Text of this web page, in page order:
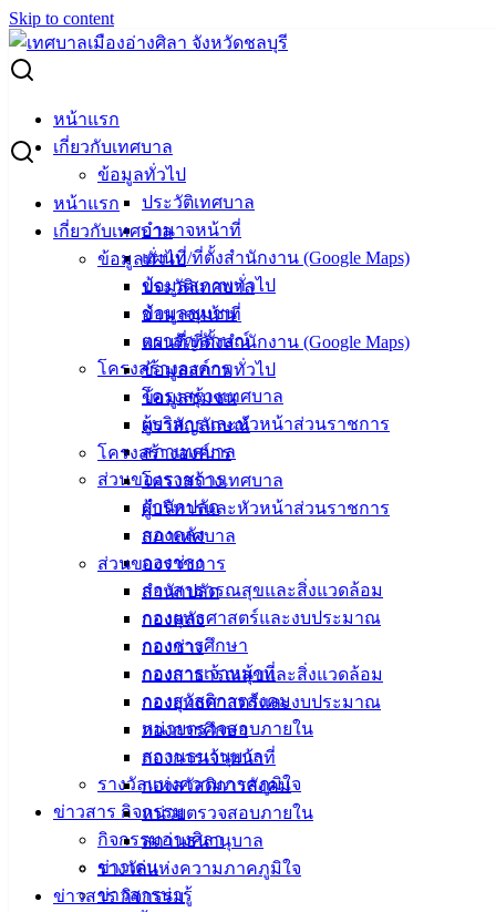
Skip to content
หน้าแรก
เกี่ยวกับเทศบาล
ข้อมูลทั่วไป
ประวัติเทศบาล
อำนาจหน้าที่
แผนที่/ที่ตั้งสำนักงาน (Google Maps)
ข้อมูลสภาพทั่วไป
ข้อมูลชุมชน
ตราสัญลักษณ์
โครงสร้างองค์กร
โครงสร้างเทศบาล
ผู้บริหารและหัวหน้าส่วนราชการ
สภาเทศบาล
ส่วนของราชการ
สำนักปลัด
กองคลัง
กองช่าง
กองสาธารณสุขและสิ่งแวดล้อม
กองยุทธศาสตร์และงบประมาณ
กองการศึกษา
กองการเจ้าหน้าที่
กองสวัสดิการสังคม
หน่วยตรวจสอบภายใน
สถานธนานุบาล
รางวัลแห่งความภาคภูมิใจ
ข่าวสาร กิจกรรม
กิจกรรมอ่างศิลา
ข่าวเด่น
ข่าวสารน่ารู้
หน้าแรก
เกี่ยวกับเทศบาล
ข้อมูลทั่วไป
ประวัติเทศบาล
อำนาจหน้าที่
แผนที่/ที่ตั้งสำนักงาน (Google Maps)
ข้อมูลสภาพทั่วไป
ข้อมูลชุมชน
ตราสัญลักษณ์
โครงสร้างองค์กร
โครงสร้างเทศบาล
ผู้บริหารและหัวหน้าส่วนราชการ
สภาเทศบาล
ส่วนของราชการ
สำนักปลัด
กองคลัง
กองช่าง
กองสาธารณสุขและสิ่งแวดล้อม
กองยุทธศาสตร์และงบประมาณ
กองการศึกษา
กองการเจ้าหน้าที่
กองสวัสดิการสังคม
หน่วยตรวจสอบภายใน
สถานธนานุบาล
รางวัลแห่งความภาคภูมิใจ
ข่าวสาร กิจกรรม
Search for:
ผู้ชนะการเสนอราคา ซื้อมู่ลี่อลูมิเนียมพร้อมติดตั้ง
ผู้ชนะการเสนอราคา ซื้อมู่ลี่อลูมิเนียม
พร้อมติดตั้ง
พฤษภาคม 21, 2024พฤษภาคม 21, 2024
ประกาศผู้ชนะ
มู่ลี่อลูมิเนียมพร้อมติดตั้ง ดาวน์โหลด
เมืองอ่าง
142-100-104
บริการ
ประชาชน